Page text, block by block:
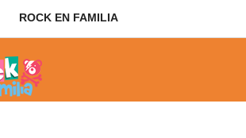
ROCK EN FAMILIA
Conciertos para padres e hijos